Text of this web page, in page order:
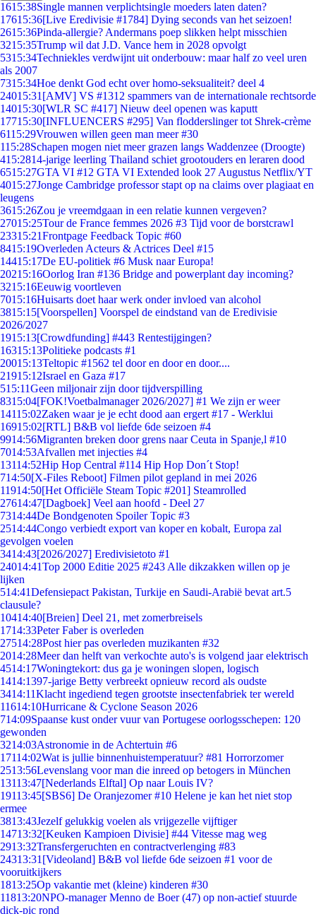
1615:38Single mannen verplichtsingle moeders laten daten?
17615:36[Live Eredivisie #1784] Dying seconds van het seizoen!
2615:36Pinda-allergie? Andermans poep slikken helpt misschien
3215:35Trump wil dat J.D. Vance hem in 2028 opvolgt
5315:34Techniekles verdwijnt uit onderbouw: maar half zo veel uren
als 2007
7315:34Hoe denkt God echt over homo-seksualiteit? deel 4
24015:31 [AMV] VS #1312 spammers van de internationale rechtsorde
14015:30[WLR SC #417] Nieuw deel openen was kaputt
17715:30[INFLUENCERS #295] Van flodderslinger tot Shrek-crème
6115:29Vrouwen willen geen man meer #30
115:28Schapen mogen niet meer grazen langs Waddenzee (Droogte)
415:2814-jarige leerling Thailand schiet grootouders en leraren dood
6515:27GTA VI #12 GTA VI Extended look 27 Augustus Netflix/YT
4015:27Jonge Cambridge professor stapt op na claims over plagiaat en
leugens
3615:26Zou je vreemdgaan in een relatie kunnen vergeven?
27015:25Tour de France femmes 2026 #3 Tijd voor de borstcrawl
23315:21Frontpage Feedback Topic #60
8415:19Overleden Acteurs & Actrices Deel #15
14415:17De EU-politiek #6 Musk naar Europa!
20215:16Oorlog Iran #136 Bridge and powerplant day incoming?
3215:16Eeuwig voortleven
7015:16Huisarts doet haar werk onder invloed van alcohol
3815:15[Voorspellen] Voorspel de eindstand van de Eredivisie
2026/2027
1915:13[Crowdfunding] #443 Rentestijgingen?
16315:13Politieke podcasts #1
20015:13Teltopic #1562 tel door en door en door....
21915:12Israel en Gaza #17
515:11Geen miljonair zijn door tijdverspilling
8315:04[FOK!Voetbalmanager 2026/2027] #1 We zijn er weer
14115:02Zaken waar je je echt dood aan ergert #17 - Werklui
16915:02[RTL] B&B vol liefde 6de seizoen #4
9914:56Migranten breken door grens naar Ceuta in Spanje,l #10
7014:53Afvallen met injecties #4
13114:52Hip Hop Central #114 Hip Hop Don´t Stop!
714:50[X-Files Reboot] Filmen pilot gepland in mei 2026
11914:50[Het Officiële Steam Topic #201] Steamrolled
27614:47[Dagboek] Veel aan hoofd - Deel 27
7314:44De Bondgenoten Spoiler Topic #3
2514:44Congo verbiedt export van koper en kobalt, Europa zal
gevolgen voelen
3414:43[2026/2027] Eredivisietoto #1
24014:41Top 2000 Editie 2025 #243 Alle dikzakken willen op je
lijken
514:41Defensiepact Pakistan, Turkije en Saudi-Arabië bevat art.5
clausule?
10414:40[Breien] Deel 21, met zomerbreisels
1714:33Peter Faber is overleden
27514:28Post hier pas overleden muzikanten #32
2014:28Meer dan helft van verkochte auto's is volgend jaar elektrisch
4514:17Woningtekort: dus ga je woningen slopen, logisch
1414:1397-jarige Betty verbreekt opnieuw record als oudste
3414:11Klacht ingediend tegen grootste insectenfabriek ter wereld
11614:10Hurricane & Cyclone Season 2026
714:09Spaanse kust onder vuur van Portugese oorlogsschepen: 120
gewonden
3214:03Astronomie in de Achtertuin #6
17114:02Wat is jullie binnenhuistemperatuur? #81 Horrorzomer
2513:56Levenslang voor man die inreed op betogers in München
13113:47[Nederlands Elftal] Op naar Louis IV?
19113:45[SBS6] De Oranjezomer #10 Helene je kan het niet stop
ermee
3813:43Jezelf gelukkig voelen als vrijgezelle vijftiger
14713:32[Keuken Kampioen Divisie] #44 Vitesse mag weg
2913:32Transfergeruchten en contractverlenging #83
24313:31 [Videoland] B&B vol liefde 6de seizoen #1 voor de
vooruitkijkers
1813:25Op vakantie met (kleine) kinderen #30
11813:20NPO-manager Menno de Boer (47) op non-actief stuurde
dick-pic rond